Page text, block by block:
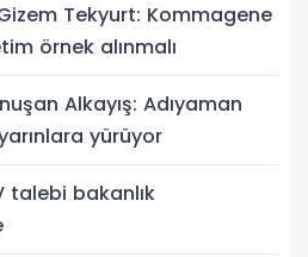
Tekyurt: Kommagene
örnek alınmalı
Alkayış: Adıyaman
yürüyor
talebi bakanlık